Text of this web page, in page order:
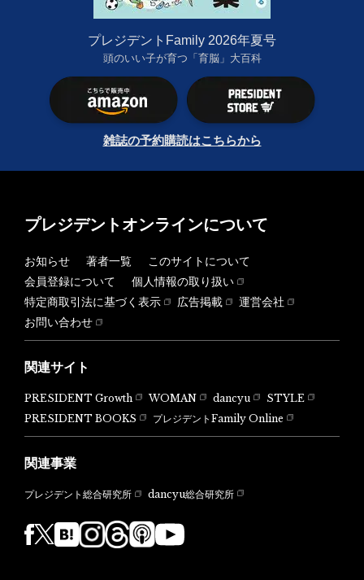
プレジデントFamily 2026年夏号
頭のいい子が育つ「育脳」大百科
雑誌の予約購読はこちらから
プレジデントオンラインについて
お知らせ 著者一覧
このサイトについて
会員登録について
個人情報の取り扱い
特定商取引法に基づく表示
広告掲載
運営会社
お問い合わせ
関連サイト
PRESIDENT Growth WOMAN dancyu
STYLE
PRESIDENT BOOKS
プレジデントFamily Online
関連事業
プレジデント総合研究所 dancyu総合研究所